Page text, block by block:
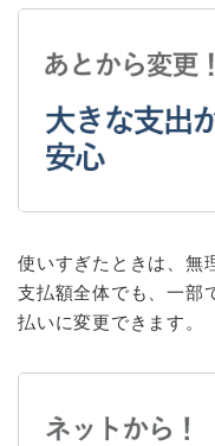
使いすぎたときは、無
支払額全体でも、一部
払いに変更できます。